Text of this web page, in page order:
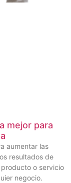
mejor para
aumentar las
resultados de
o servicio
negocio.